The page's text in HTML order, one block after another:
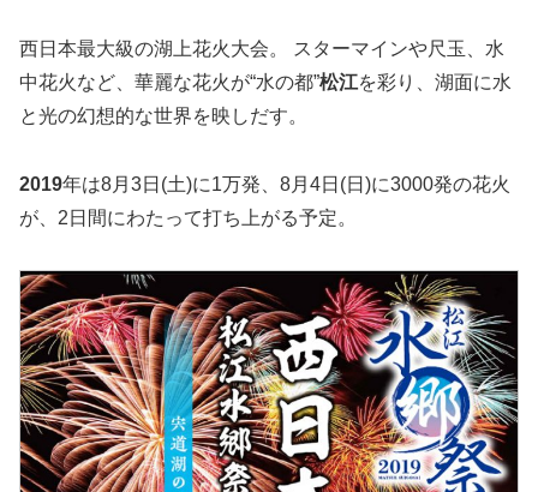
西日本最大級の湖上花火大会。 スターマインや尺玉、水
中花火など、華麗な花火が“水の都”松江を彩り、湖面に水
と光の幻想的な世界を映しだす。
2019年は8月3日(土)に1万発、8月4日(日)に3000発の花火
が、2日間にわたって打ち上がる予定。